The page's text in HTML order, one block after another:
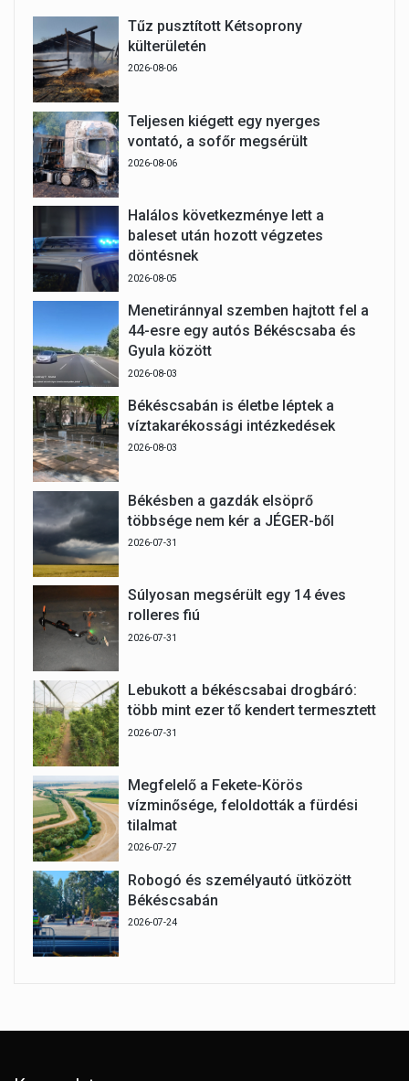
Tűz pusztított Kétsoprony
külterületén
2026-08-06
Teljesen kiégett egy nyerges
vontató, a sofőr megsérült
2026-08-06
Halálos következménye lett a
baleset után hozott végzetes
döntésnek
2026-08-05
Menetiránnyal szemben hajtott fel a
44-esre egy autós Békéscsaba és
Gyula között
2026-08-03
Békéscsabán is életbe léptek a
víztakarékossági intézkedések
2026-08-03
Békésben a gazdák elsöprő
többsége nem kér a JÉGER-ből
2026-07-31
Súlyosan megsérült egy 14 éves
rolleres fiú
2026-07-31
Lebukott a békéscsabai drogbáró:
több mint ezer tő kendert termesztett
2026-07-31
Megfelelő a Fekete-Körös
vízminősége, feloldották a fürdési
tilalmat
2026-07-27
Robogó és személyautó ütközött
Békéscsabán
2026-07-24